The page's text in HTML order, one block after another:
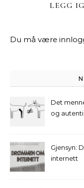
LEGG
Du må være
Det
og
Gjensyn:
internett